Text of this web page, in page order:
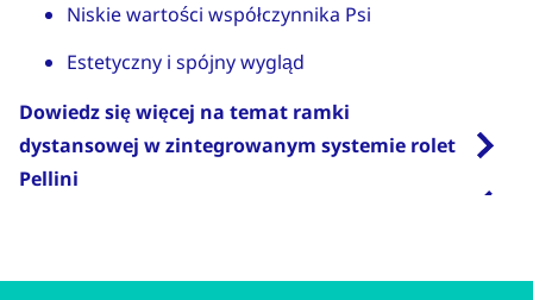
Niskie wartości współczynnika Psi
Estetyczny i spójny wygląd
Dowiedz się więcej na temat ramki
dystansowej w zintegrowanym systemie rolet
Pellini